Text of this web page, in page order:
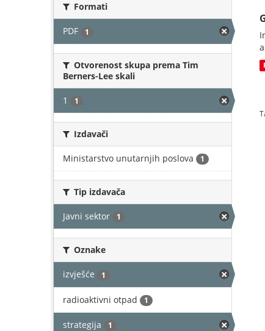
Formati
PDF 1
Otvorenost skupa prema Tim
Berners-Lee skali
1 1
Izdavači
Ministarstvo unutarnjih poslova 1
Tip izdavača
Javni sektor 1
Oznake
izvješće 1
radioaktivni otpad 1
strategija 1